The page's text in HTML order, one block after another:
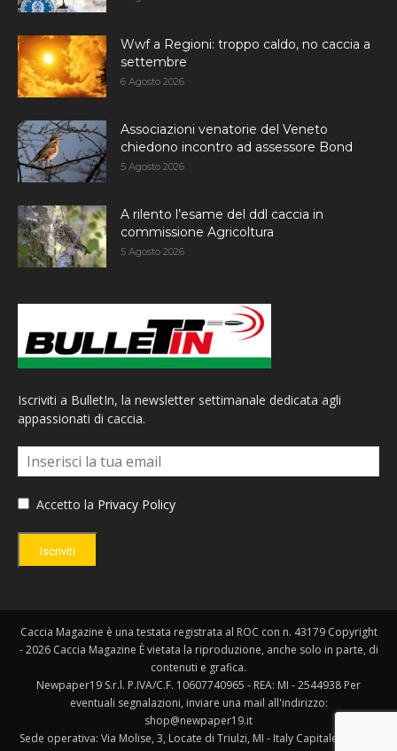
Wwf a Regioni: troppo caldo, no caccia a
settembre
6 Agosto 2026
Associazioni venatorie del Veneto
chiedono incontro ad assessore Bond
5 Agosto 2026
A rilento l’esame del ddl caccia in
commissione Agricoltura
5 Agosto 2026
Iscriviti a BulletIn, la newsletter settimanale dedicata agli
appassionati di caccia.
Accetto la Privacy Policy
Iscriviti
Caccia Magazine è una testata registrata al ROC con n. 43179 Copyright
- 2026 Caccia Magazine È vietata la riproduzione, anche solo in parte, di
contenuti e grafica.
Newpaper19 S.r.l. P.IVA/C.F. 10607740965 - REA: MI - 2544938 Per
eventuali segnalazioni, inviare una mail all'indirizzo:
shop@newpaper19.it
Sede operativa: Via Molise, 3, Locate di Triulzi, MI - Italy Capitale Sociale: